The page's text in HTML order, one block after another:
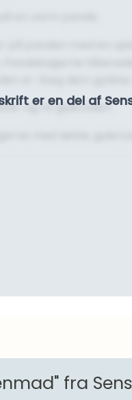
er en del af
og riv guleroden.
fra